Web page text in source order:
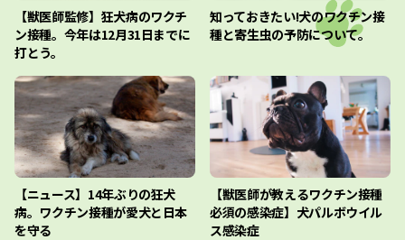
【獣医師監修】狂犬病のワクチ
ン接種。今年は12月31日までに
打とう。
知っておきたい!犬のワクチン接
種と寄生虫の予防について。
【ニュース】14年ぶりの狂犬
病。ワクチン接種が愛犬と日本
を守る
【獣医師が教えるワクチン接種
必須の感染症】犬パルボウイル
ス感染症